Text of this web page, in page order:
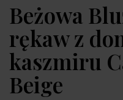
Beżowa
rękaw z
kaszmiru
Beige